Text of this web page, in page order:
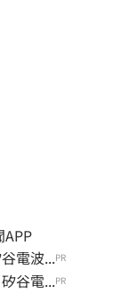
聞APP
電波...PR
谷電...PR